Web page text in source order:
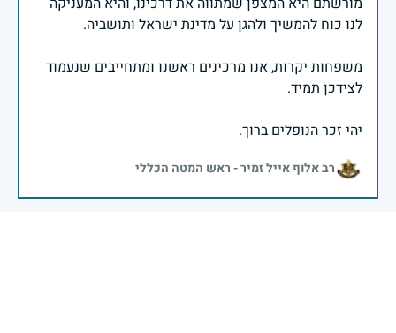
משפחות יקרות, אנו מרכינים ראשנו ומתחייבים שנעמוד
יהי זכר הנופלים ברוך.
רב אלוף אייל זמיר - ראש המטה הכללי